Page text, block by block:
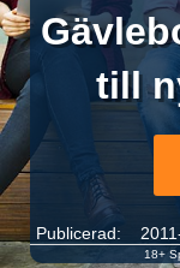
till
18+
Publicerad: